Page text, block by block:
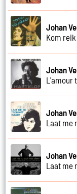
Johan
Kom
Johan
L'amour
Johan
Laat me
Johan
Laat me